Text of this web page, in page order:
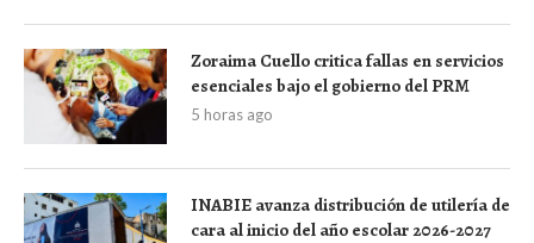
Zoraima Cuello critica fallas en servicios
esenciales bajo el gobierno del PRM
5 horas ago
INABIE avanza distribución de utilería de
cara al inicio del año escolar 2026-2027